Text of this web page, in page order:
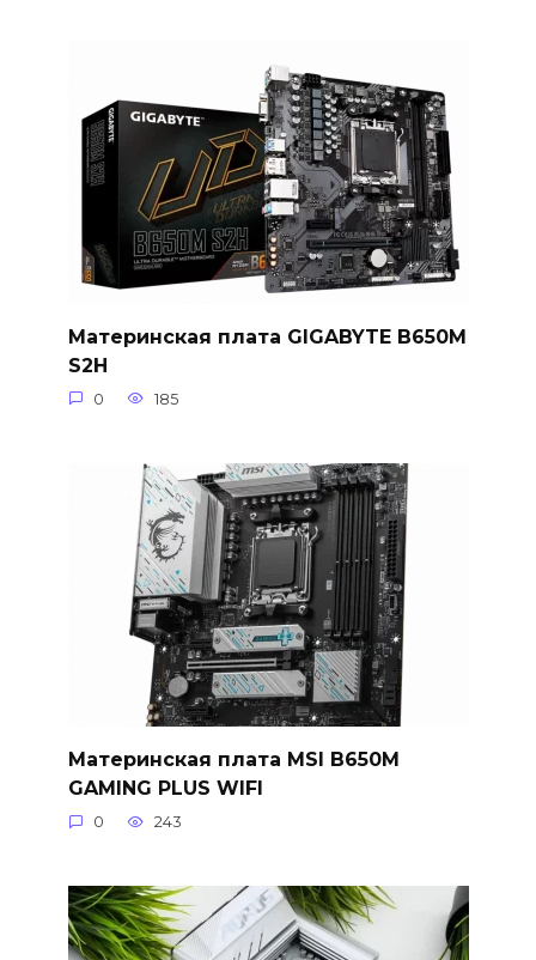
Материнская плата GIGABYTE B650M
S2H
0 185
Материнская плата MSI B650M
GAMING PLUS WIFI
0 243